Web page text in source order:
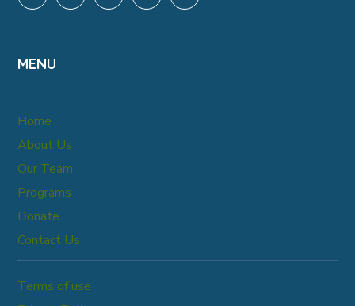
MENU
Home
About Us
Our Team
Programs
Donate
Contact Us
Terms of use